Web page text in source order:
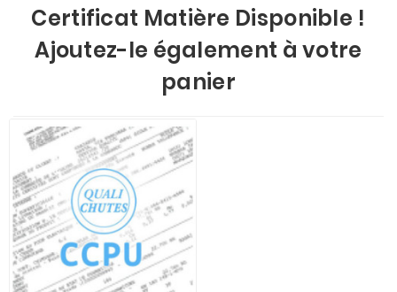
Certificat Matière Disponible !
Ajoutez-le également à votre
panier